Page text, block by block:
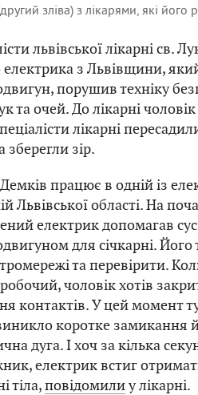
зліва) з лікарями, які його
львівської лікарні св.
електрика з Львівщини,
порушив техніку
та очей. До лікарні
лікарні
зберегли зір.
працює в одній із
Львівської області. На
електрик допомагав
для січкарні. Його
та перевірити.
чоловік хотів
контактів. У цей момент
коротке замикання
дуга. І хоч за кілька
електрик встиг
тіла,повідомилиу лікарні.